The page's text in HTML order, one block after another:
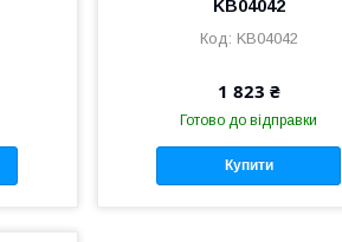
KB04042
KB04042
1 823 ₴
Готово до відправки
Купити